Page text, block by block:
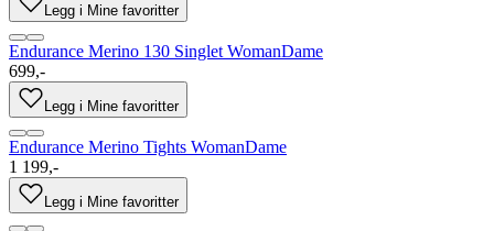
Legg i Mine favoritter
Endurance Merino 130 Singlet WomanDame
699,-
Legg i Mine favoritter
Endurance Merino Tights WomanDame
1 199,-
Legg i Mine favoritter